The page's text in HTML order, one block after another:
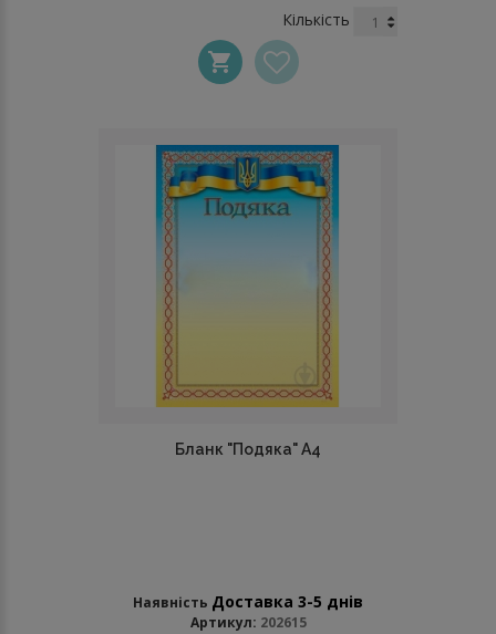
Кількість
Бланк "Подяка" А4
Наявність Доставка 3-5 днів
Артикул: 202615